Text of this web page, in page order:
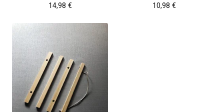
14,98 € 10,98 €